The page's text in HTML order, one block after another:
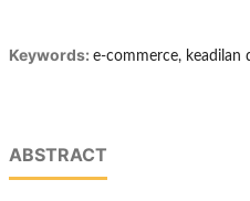
Keywords: e-commerce, keadilan
ABSTRACT